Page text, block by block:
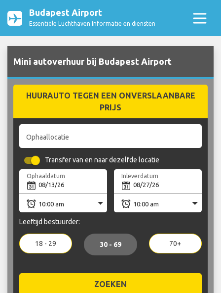
Budapest Airport
Essentiële Luchthaven Informatie en diensten
Mini autoverhuur bij Budapest Airport
HUURAUTO TEGEN EEN ONVERSLAANBARE
PRIJS
Ophaallocatie
Transfer van en naar dezelfde locatie
Ophaaldatum Inleverdatum
Leeftijd bestuurder:
18 - 29 30 - 69 70+
ZOEKEN